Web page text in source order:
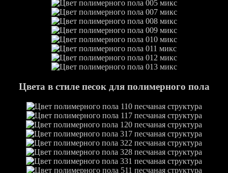
Цвета в стиле песок для полимерного пола